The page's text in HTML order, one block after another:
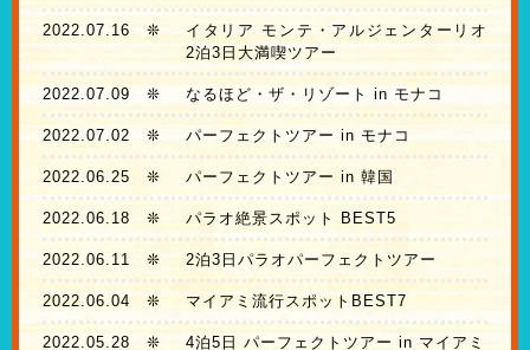
2022.07.16❊
イタリア モンテ・アルジェンターリオ
2泊3日大満喫ツアー
2022.07.09 ❊ なるほど・ザ・リゾート in モナコ
2022.07.02 ❊ パーフェクトツアー in モナコ
2022.06.25 ❊ パーフェクトツアー in 韓国
2022.06.18 ❊ パラオ絶景スポット BEST5
2022.06.11 ❊ 2泊3日パラオパーフェクトツアー
2022.06.04 ❊ マイアミ流行スポットBEST7
2022.05.28 ❊ 4泊5日 パーフェクトツアー in マイアミ